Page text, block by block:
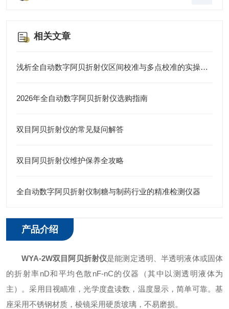
相关文章
浅析全自动数字阿贝折射仪区间校准与多点校准的实操价值
2026年全自动数字阿贝折射仪选购指南
双目阿贝折射仪的常见疑问解答
双目阿贝折射仪维护保养全攻略
全自动数字阿贝折射仪制糖与制药行业的精准检测仪器
产品介绍
WYA-2W双目阿贝折射仪是能测定透明、半透明液体或固体
的折射率nD和平均色散nF-nC的仪器（其中以测透明液体为
主）。采用目视瞄准，光学度盘读数，温度显示，简单可靠。基
座采用不锈钢材质，棱镜采用硬质玻璃，不易磨损。